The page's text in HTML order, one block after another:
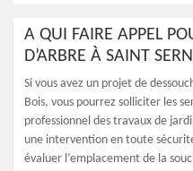
A QUI FAIRE APPEL
D’ARBRE À SAINT
Si vous avez un projet de
Bois, vous pourrez solliciter les
professionnel des travaux de
une intervention en toute
évaluer l’emplacement de la